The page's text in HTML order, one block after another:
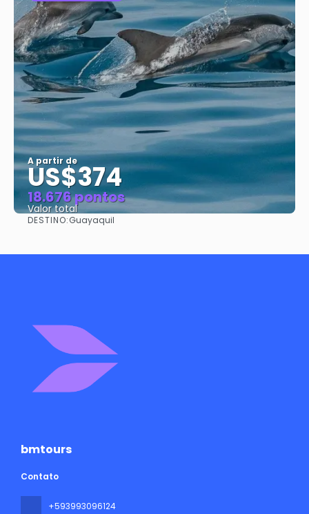
A partir de
US$374
18.676 pontos
Valor total
DESTINO:Guayaquil
bmtours
Contato
+593993096124